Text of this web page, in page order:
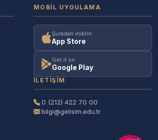
MOBIL UYGULAMA
Şuradan indirin
App Store
Get it on
Google Play
İLETIŞIM
0 (212) 422 70 00
bilgi@gelisim.edu.tr